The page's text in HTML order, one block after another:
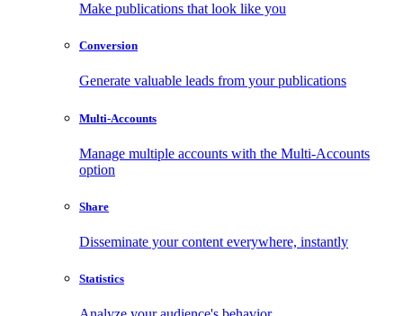
Make publications that look like you
Conversion
Generate valuable leads from your publications
Multi-Accounts
Manage multiple accounts with the Multi-Accounts
option
Share
Disseminate your content everywhere, instantly
Statistics